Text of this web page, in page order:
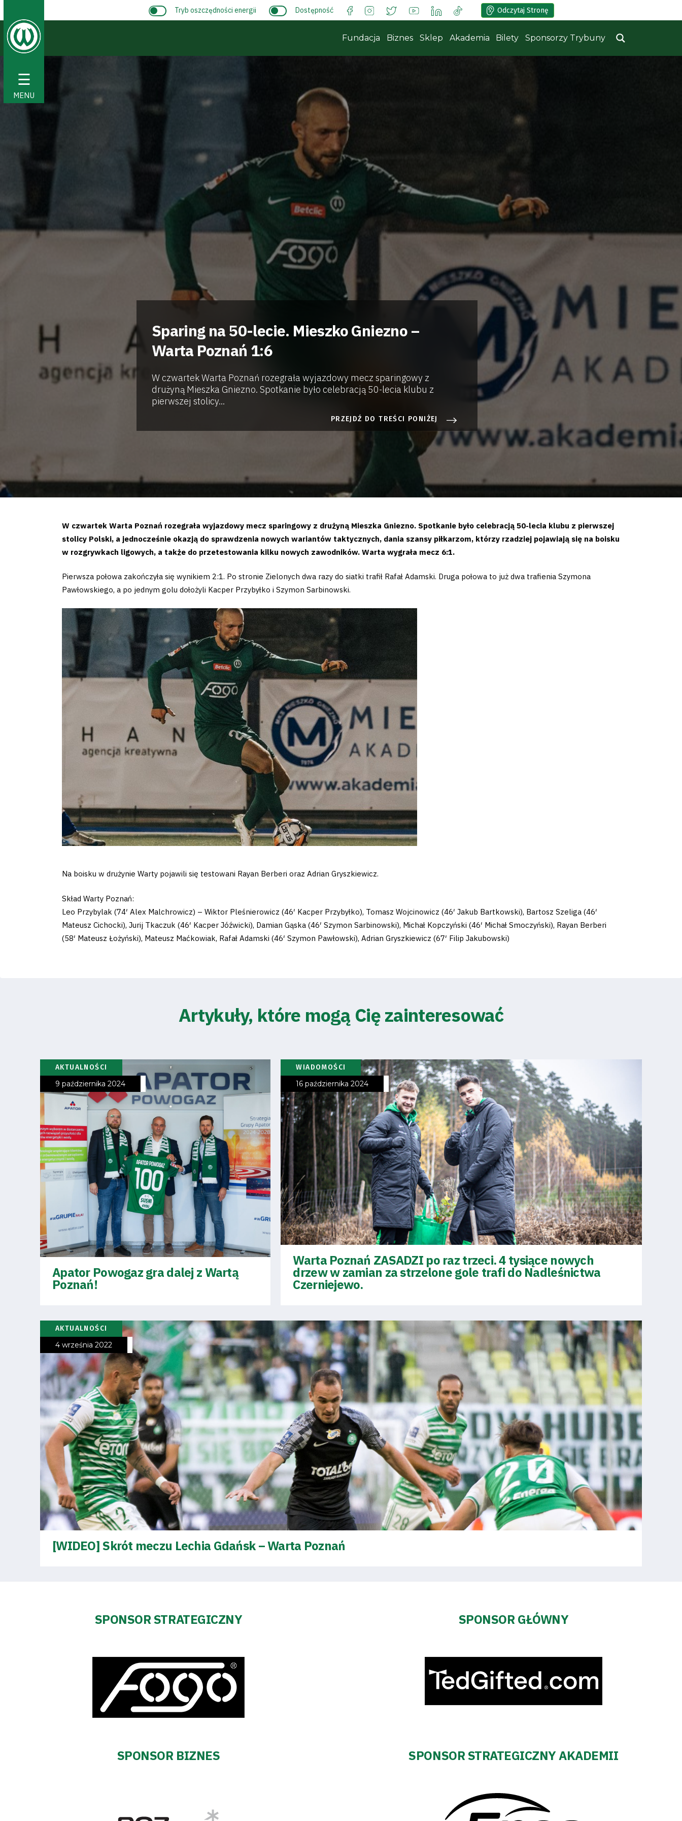
☰
MENU
terminarz
Kontakt
Pierwszy
Aktualności
Warta
Fundacja
Biznes
Sklep
Sponsorzy
Trybuny
Polityka
prywatności
Regulaminy
Aleja
Warciarzy
#WARTOpobrać
Prowizja
pośredników
transakcyjnych
Tryb oszczędności energii Dostępność Odczytaj Stronę
Fundacja Biznes Sklep Akademia Bilety Sponsorzy Trybuny
Sparing na 50-lecie. Mieszko Gniezno –
Warta Poznań 1:6
W czwartek Warta Poznań rozegrała wyjazdowy mecz sparingowy z
drużyną Mieszka Gniezno. Spotkanie było celebracją 50-lecia klubu z
pierwszej stolicy...
PRZEJDŹ DO TREŚCI PONIŻEJ
W czwartek Warta Poznań rozegrała wyjazdowy mecz sparingowy z drużyną Mieszka Gniezno. Spotkanie było celebracją 50-lecia klubu z pierwszej
stolicy Polski, a jednocześnie okazją do sprawdzenia nowych wariantów taktycznych, dania szansy piłkarzom, którzy rzadziej pojawiają się na boisku
w rozgrywkach ligowych, a także do przetestowania kilku nowych zawodników. Warta wygrała mecz 6:1.
Pierwsza połowa zakończyła się wynikiem 2:1. Po stronie Zielonych dwa razy do siatki trafił Rafał Adamski. Druga połowa to już dwa trafienia Szymona
Pawłowskiego, a po jednym golu dołożyli Kacper Przybyłko i Szymon Sarbinowski.
Na boisku w drużynie Warty pojawili się testowani Rayan Berberi oraz Adrian Gryszkiewicz.
Skład Warty Poznań:
Leo Przybylak (74′ Alex Malchrowicz) – Wiktor Pleśnierowicz (46′ Kacper Przybyłko), Tomasz Wojcinowicz (46′ Jakub Bartkowski), Bartosz Szeliga (46′
Mateusz Cichocki), Jurij Tkaczuk (46′ Kacper Jóźwicki), Damian Gąska (46′ Szymon Sarbinowski), Michał Kopczyński (46′ Michał Smoczyński), Rayan Berberi
(58′ Mateusz Łożyński), Mateusz Maćkowiak, Rafał Adamski (46′ Szymon Pawłowski), Adrian Gryszkiewicz (67′ Filip Jakubowski)
Artykuły, które mogą Cię zainteresować
AKTUALNOŚCI
9 października 2024
Apator Powogaz gra dalej z Wartą
Poznań!
WIADOMOŚCI
16 października 2024
Warta Poznań ZASADZI po raz trzeci. 4 tysiące nowych
drzew w zamian za strzelone gole trafi do Nadleśnictwa
Czerniejewo.
AKTUALNOŚCI
4 września 2022
[WIDEO] Skrót meczu Lechia Gdańsk – Warta Poznań
SPONSOR STRATEGICZNY SPONSOR GŁÓWNY
SPONSOR BIZNES SPONSOR STRATEGICZNY AKADEMII